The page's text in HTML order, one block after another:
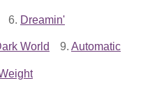
6. Dreamin'
World 9. Automatic